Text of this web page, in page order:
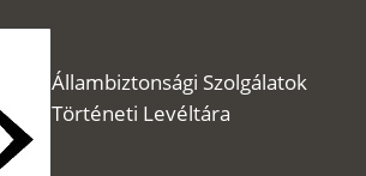
Állambiztonsági Szolgálatok
Történeti Levéltára